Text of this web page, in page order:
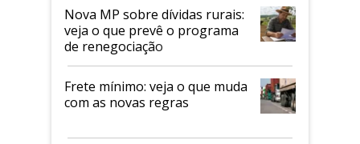
Nova MP sobre dívidas rurais:
veja o que prevê o programa
de renegociação
Frete mínimo: veja o que muda
com as novas regras